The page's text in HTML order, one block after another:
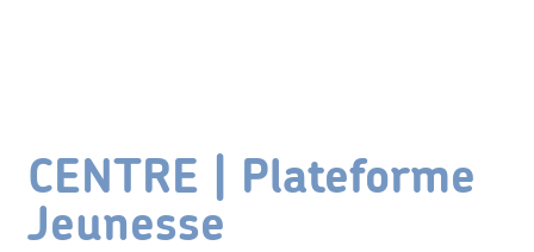
CENTRE | Plateforme
Jeunesse